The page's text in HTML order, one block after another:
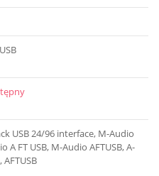
USB 24/96 interface, M-Audio
A FT USB, M-Audio AFTUSB, A-
AFTUSB